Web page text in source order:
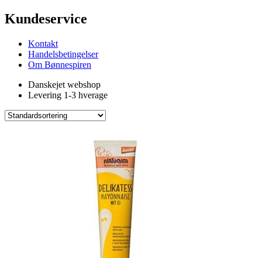
Kundeservice
Kontakt
Handelsbetingelser
Om Bønnespiren
Danskejet webshop
Levering 1-3 hverage